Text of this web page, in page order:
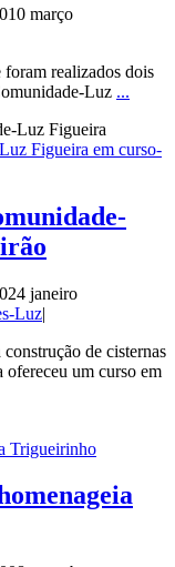
10 março
realizados dois
Luz ...
Figueira em curso-
24 janeiro
Luz|
de cisternas
um curso em
Trigueirinho